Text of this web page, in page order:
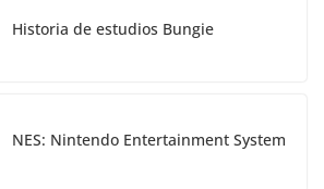
Historia de estudios Bungie
NES: Nintendo Entertainment System